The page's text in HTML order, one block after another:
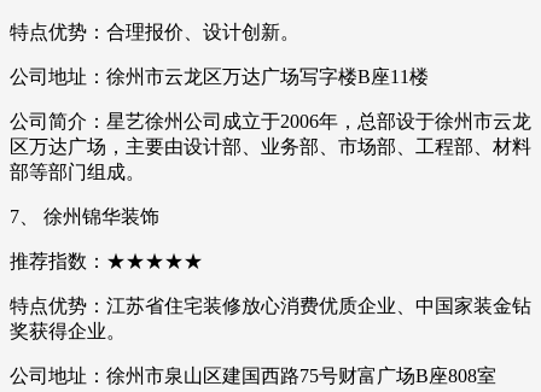
特点优势：合理报价、设计创新。
公司地址：徐州市云龙区万达广场写字楼B座11楼
公司简介：星艺徐州公司成立于2006年，总部设于徐州市云龙
区万达广场，主要由设计部、业务部、市场部、工程部、材料
部等部门组成。
7、 徐州锦华装饰
推荐指数：★★★★★
特点优势：江苏省住宅装修放心消费优质企业、中国家装金钻
奖获得企业。
公司地址：徐州市泉山区建国西路75号财富广场B座808室